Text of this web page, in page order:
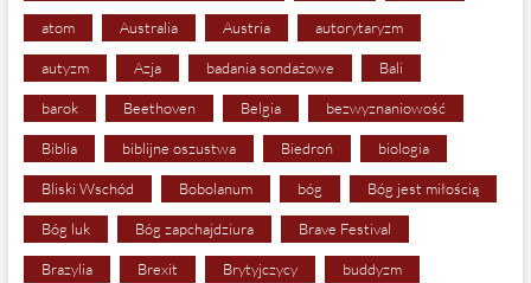
atom Australia Austria autorytaryzm
autyzm Azja badania sondażowe Bali
barok Beethoven Belgia bezwyznaniowość
Biblia biblijne oszustwa Biedroń biologia
Bliski Wschód Bobolanum bóg Bóg jest miłością
Bóg luk Bóg zapchajdziura Brave Festival
Brazylia Brexit Brytyjczycy buddyzm